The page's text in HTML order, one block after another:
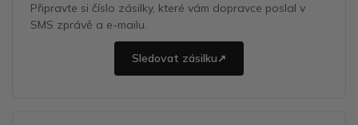
Připravte si číslo zásilky, které vám dopravce poslal v
SMS zprávě a e-mailu.
Sledovat zásilku↗